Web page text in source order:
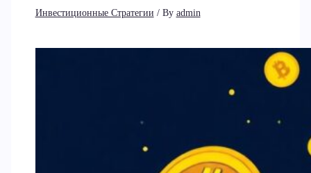
Инвестиционные Стратегии / By admin